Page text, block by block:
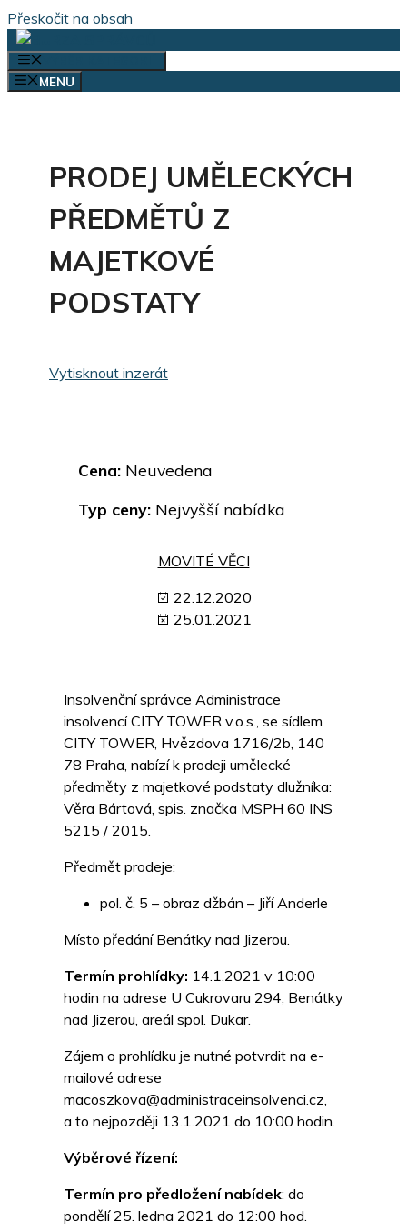
Přeskočit na obsah
MENU
PRODEJ UMĚLECKÝCH
PŘEDMĚTŮ Z
MAJETKOVÉ
PODSTATY
Vytisknout inzerát
Cena: Neuvedena
Typ ceny: Nejvyšší nabídka
MOVITÉ VĚCI
22.12.2020
25.01.2021
Insolvenční správce Administrace
insolvencí CITY TOWER v.o.s., se sídlem
CITY TOWER, Hvězdova 1716/2b, 140
78 Praha, nabízí k prodeji umělecké
předměty z majetkové podstaty dlužníka:
Věra Bártová, spis. značka MSPH 60 INS
5215 / 2015.
Předmět prodeje:
pol. č. 5 – obraz džbán – Jiří Anderle
Místo předání Benátky nad Jizerou.
Termín prohlídky: 14.1.2021 v 10:00
hodin na adrese U Cukrovaru 294, Benátky
nad Jizerou, areál spol. Dukar.
Zájem o prohlídku je nutné potvrdit na e-
mailové adrese
macoszkova@administraceinsolvenci.cz,
a to nejpozději 13.1.2021 do 10:00 hodin.
Výběrové řízení:
Termín pro předložení nabídek: do
pondělí 25. ledna 2021 do 12:00 hod.